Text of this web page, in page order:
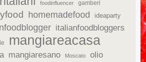
foodinfluencer gamberi
homemadefood ideaparty
italianfoodbloggers
mangiareacasa
mangiaresano Moscato
olio